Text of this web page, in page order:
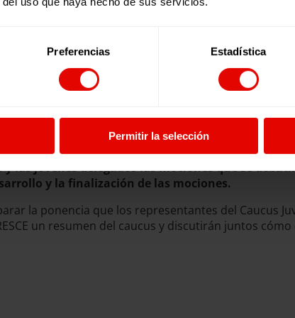
Preferencias Estadística
Permitir la selección
imoprtante que las y los jóvenes seamos
el derecho a la educación en nuestros países».
y una jornada de conocimiento mutuo y de
que la campaña ha comenzado a trabajar con los
pueden los y las jóvenes participar en la toma de
con los y las jóvenes dialogando por
jóvenes activistas? ¿Qué esperáis de las
Campaña Mundial por la Educación? Además,
las jóvenes delegados las mociones que se
y la finalización de las mociones.
la ponencia que los representantes del Caucus
un resumen del caucus y discutirán juntos